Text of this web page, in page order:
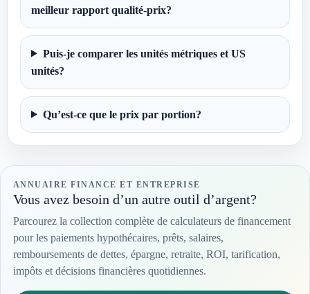
meilleur rapport qualité-prix?
Puis-je comparer les unités métriques et US
unités?
Qu’est-ce que le prix par portion?
ANNUAIRE FINANCE ET ENTREPRISE
Vous avez besoin d’un autre outil d’argent?
Parcourez la collection complète de calculateurs de financement
pour les paiements hypothécaires, prêts, salaires,
remboursements de dettes, épargne, retraite, ROI, tarification,
impôts et décisions financières quotidiennes.